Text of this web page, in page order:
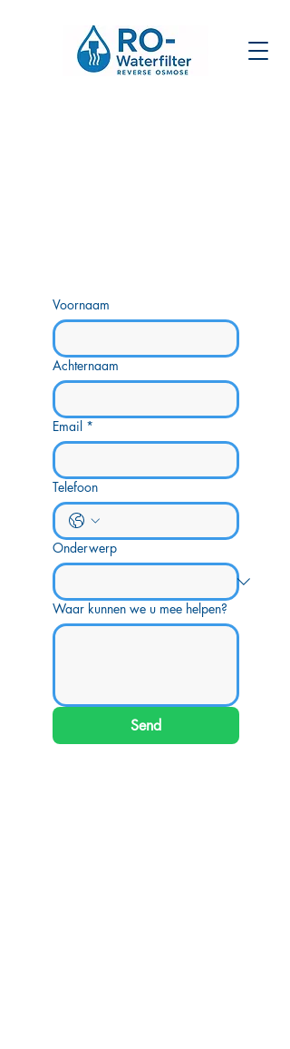
Voornaam
Achternaam
Email *
Telefoon
Onderwerp
Waar kunnen we u mee helpen?
Send